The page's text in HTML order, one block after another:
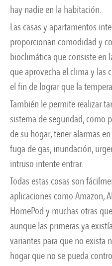
hay nadie en la habitación.
Las casas y apartamentos
proporcionan comodidad y
bioclimática que consiste en
que aprovecha el clima y las
el fin de lograr que la
También le permite realizar
sistema de seguridad, como
de su hogar, tener alarmas
fuga de gas, inundación,
intruso intente entrar.
Todas estas cosas son
aplicaciones como Amazon,
HomePod y muchas otras
aunque las primeras ya
variantes para que no exista
hogar que no se pueda